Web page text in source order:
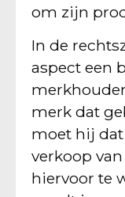
om zijn
In de
aspect een
merk dat
moet hij
verkoop
hiervoor te